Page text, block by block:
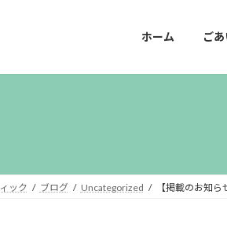
ホーム ご
ック ブログ Uncategorized 【掲載のお知